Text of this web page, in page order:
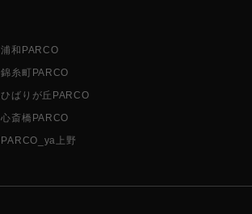
浦和PARCO
錦糸町PARCO
ひばりが丘PARCO
心斎橋PARCO
PARCO_ya上野